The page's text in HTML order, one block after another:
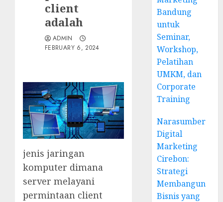
client
adalah
ADMIN
FEBRUARY 6, 2024
jenis jaringan
komputer dimana
server melayani
permintaan client
Bandung
untuk
Seminar,
Workshop,
Pelatihan
UMKM, dan
Corporate
Training
Narasumber
Digital
Marketing
Cirebon:
Strategi
Membangun
Bisnis yang